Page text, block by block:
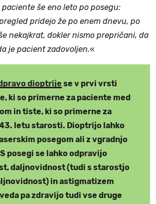
še eno leto po posegu:
pridejo že po enem dnevu, po
nekajkrat, dokler nismo prepričani, da
je pacient zadovoljen.«
dioptrije se v prvi vrsti
ki so primerne za paciente med
in tiste, ki so primerne za
letu starosti. Dioptrijo lahko
posegom ali z vgradnjo
posegi se lahko odpravijo
daljnovidnost (tudi s starostjo
in astigmatizem
pa zdravijo tudi vse druge